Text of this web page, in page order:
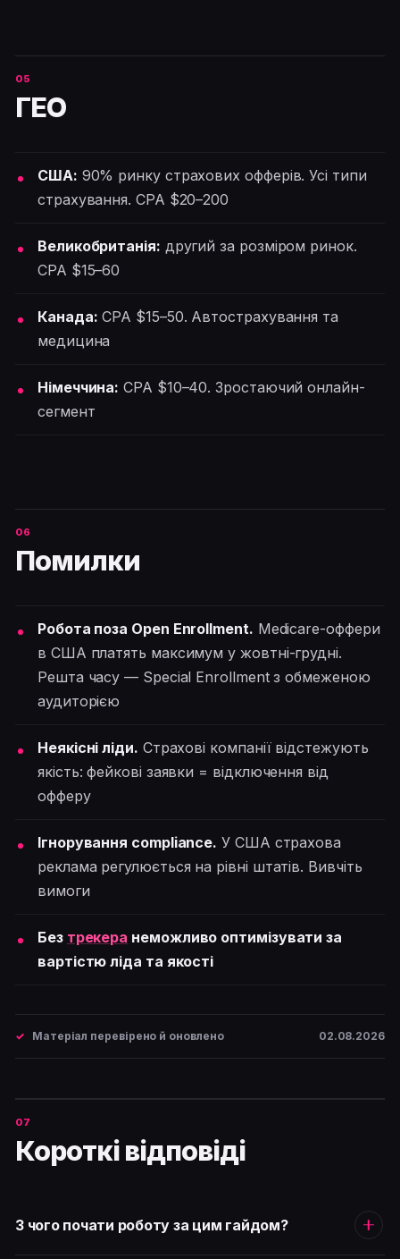
ГЕО
США: 90% ринку страхових офферів. Усі типи
страхування. CPA $20–200
Великобританія: другий за розміром ринок.
CPA $15–60
Канада: CPA $15–50. Автострахування та
медицина
Німеччина: CPA $10–40. Зростаючий онлайн-
сегмент
Помилки
Робота поза Open Enrollment. Medicare-оффери
в США платять максимум у жовтні-грудні.
Решта часу — Special Enrollment з обмеженою
аудиторією
Неякісні ліди. Страхові компанії відстежують
якість: фейкові заявки = відключення від
офферу
Ігнорування compliance. У США страхова
реклама регулюється на рівні штатів. Вивчіть
вимоги
Без трекера неможливо оптимізувати за
вартістю ліда та якості
Матеріал перевірено й оновлено 02.08.2026
Короткі відповіді
З чого почати роботу за цим гайдом?